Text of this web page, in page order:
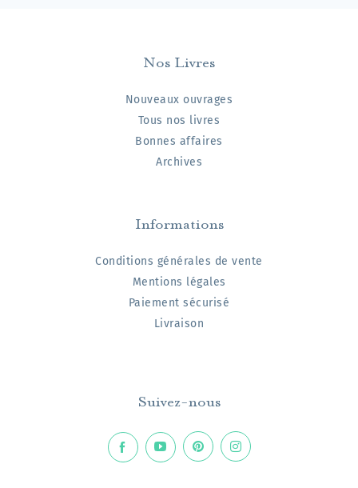
Nos Livres
Nouveaux ouvrages
Tous nos livres
Bonnes affaires
Archives
Informations
Conditions générales de vente
Mentions légales
Paiement sécurisé
Livraison
Suivez-nous